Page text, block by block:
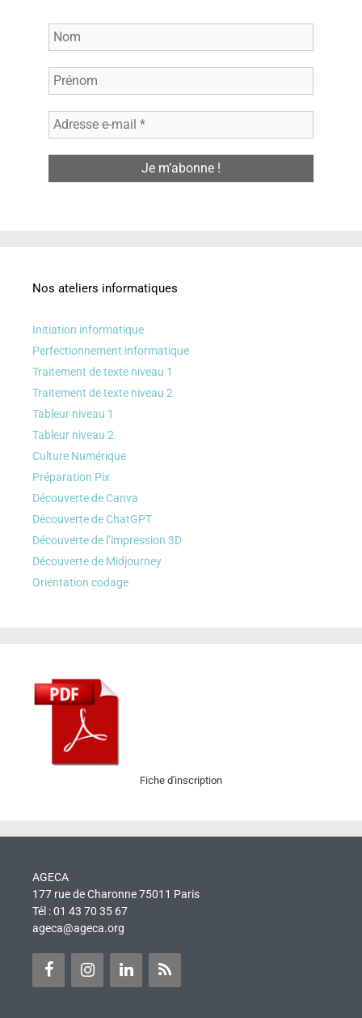
Nos ateliers informatiques
Initiation informatique
Perfectionnement informatique
Traitement de texte niveau 1
Traitement de texte niveau 2
Tableur niveau 1
Tableur niveau 2
Culture Numérique
Préparation Pix
Découverte de Canva
Découverte de ChatGPT
Découverte de l’impression 3D
Découverte de Midjourney
Orientation codage
Fiche d'inscription
AGECA
177 rue de Charonne 75011 Paris
Tél : 01 43 70 35 67
ageca@ageca.org